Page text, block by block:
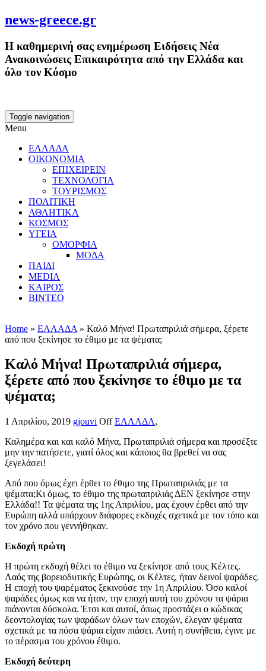
news-greece.gr
Η καθημερινή σας ενημέρωση Ειδήσεις Νέα
Ανακοινώσεις Επικαιρότητα από την Ελλάδα και
όλο τον Κόσμο
Toggle navigation
Menu
ΕΛΛΑΔΑ
ΟΙΚΟΝΟΜΙΑ
ΕΠΙΧΕΙΡΕΙΝ
ΤΕΧΝΟΛΟΓΙΑ
ΤΟΥΡΙΣΜΟΣ
ΠΟΛΙΤΙΚΗ
ΑΘΛΗΤΙΚΑ
ΚΟΣΜΟΣ
ΥΓΕΙΑ
ΟΜΟΡΦΙΑ
ΜΟΔΑ
ΠΑΙΔΙ
MEDIA
ΚΑΙΡΟΣ
ΒΙΝΤΕΟ
Home » ΕΛΛΑΔΑ » Καλό Μήνα! Πρωταπριλιά σήμερα, ξέρετε
από που ξεκίνησε το έθιμο με τα ψέματα;
Καλό Μήνα! Πρωταπριλιά σήμερα,
ξέρετε από που ξεκίνησε το έθιμο με τα
ψέματα;
1 Απριλίου, 2019 gjouvi Off ΕΛΛΑΔΑ,
Καλημέρα και και καλό Μήνα, Πρωταπριλιά σήμερα και προσέξτε
μην την πατήσετε, γιατί όλος και κάποιος θα βρεθεί να σας
ξεγελάσει!
Από που όμως έχει έρθει το έθιμο της Πρωταπριλιάς με τα
ψέματα;Κι όμως, το έθιμο της πρωταπριλιάς ΔΕΝ ξεκίνησε στην
Ελλάδα!! Τα ψέματα της 1ης Απριλίου, μας έχουν έρθει από την
Ευρώπη αλλά υπάρχουν διάφορες εκδοχές σχετικά με τον τόπο και
τον χρόνο που γεννήθηκαν.
Εκδοχή πρώτη
Η πρώτη εκδοχή θέλει το έθιμο να ξεκίνησε από τους Κέλτες.
Λαός της βορειοδυτικής Ευρώπης, οι Κέλτες, ήταν δεινοί ψαράδες.
Η εποχή του ψαρέματος ξεκινούσε την 1η Απριλίου. Όσο καλοί
ψαράδες όμως και να ήταν, την εποχή αυτή του χρόνου τα ψάρια
πιάνονται δύσκολα. Έτσι και αυτοί, όπως προστάζει ο κώδικας
δεοντολογίας των ψαράδων όλων των εποχών, έλεγαν ψέματα
σχετικά με τα πόσα ψάρια είχαν πιάσει. Αυτή η συνήθεια, έγινε με
το πέρασμα του χρόνου έθιμο.
Εκδοχή δεύτερη